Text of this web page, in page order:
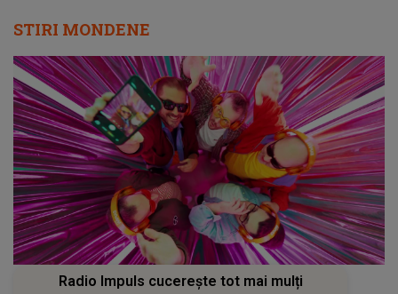
STIRI MONDENE
Radio Impuls cucerește tot mai mulți